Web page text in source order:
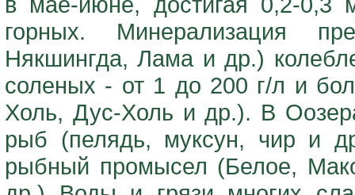
горных. Минерализация
Някшингда, Лама и др.)
соленых - от 1 до 200 г/л и
Холь, Дус-Холь и др.). В
рыб (пелядь, муксун, чир и
рыбный промысел (Белое,